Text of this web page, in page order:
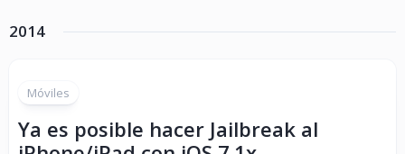
2014
Móviles
Ya es posible hacer Jailbreak al